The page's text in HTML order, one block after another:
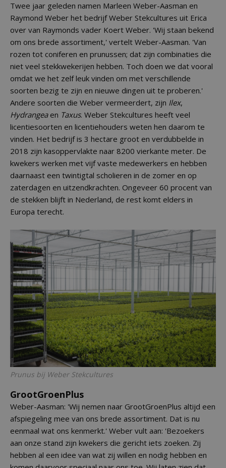
Twee jaar geleden namen Marleen Weber-Aasman en
Raymond Weber het bedrijf Weber Stekcultures uit Erica
over van Raymonds vader Koert Weber. 'Wij staan bekend
om ons brede assortiment,' vertelt Weber-Aasman. 'Van
rozen tot coniferen en prunussen; dat zijn combinaties die
niet veel stekkwekerijen hebben. Toch doen we dat vooral
omdat we het zelf leuk vinden om met verschillende
soorten bezig te zijn en nieuwe dingen uit te proberen.'
Andere soorten die Weber vermeerdert, zijn Ilex,
Hydrangeaen Taxus. Weber Stekcultures heeft veel
licentiesoorten en licentiehouders weten hen daarom te
vinden. Het bedrijf is 3 hectare groot en verdubbelde in
2018 zijn kasoppervlakte naar 8200 vierkante meter. De
kwekers werken met vijf vaste medewerkers en hebben
daarnaast een twintigtal scholieren in de zomer en op
zaterdagen en uitzendkrachten. Ongeveer 60 procent van
de stekken blijft in Nederland, de rest komt elders in
Europa terecht.
Prunus bij Weber Stekcultures
GrootGroenPlus
Weber-Aasman: 'Wij nemen naar GrootGroenPlus altijd een
afspiegeling mee van ons brede assortiment. Dat is nu
eenmaal wat ons kenmerkt.' Weber vult aan: 'Bezoekers
aan onze stand zijn kwekers die gericht iets zoeken. Zij
hebben al een idee van wat zij willen en nodig hebben en